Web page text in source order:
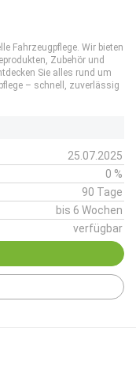
Fahrzeugpflege. Wir bieten
Zubehör und
Sie alles rund um
– schnell, zuverlässig
25.07.2025
0 %
90 Tage
bis 6 Wochen
verfügbar